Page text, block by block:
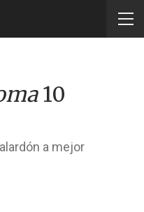
10
a mejor